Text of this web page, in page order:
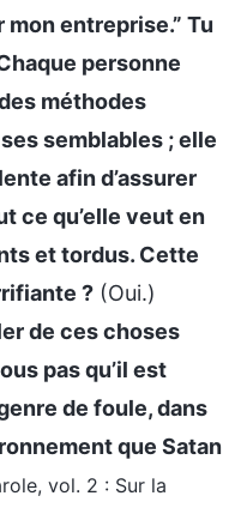
mon entreprise.” Tu
personne
méthodes
semblables ; elle
afin d’assurer
ce qu’elle veut en
et tordus. Cette
? (Oui.)
de ces choses
pas qu’il est
de foule, dans
que Satan
vol. 2 : Sur la